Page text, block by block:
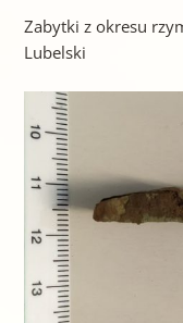
Zabytki z okresu
Lubelski